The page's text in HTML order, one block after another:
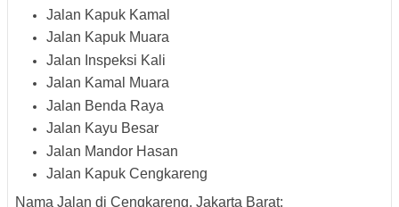
Jalan Kapuk Kamal
Jalan Kapuk Muara
Jalan Inspeksi Kali
Jalan Kamal Muara
Jalan Benda Raya
Jalan Kayu Besar
Jalan Mandor Hasan
Jalan Kapuk Cengkareng
Nama Jalan di Cengkareng, Jakarta Barat: